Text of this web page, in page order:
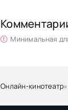
Минимальная
Онлайн-кинотеатр